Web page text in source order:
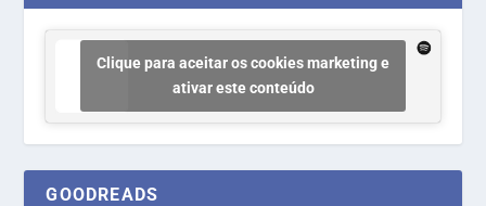
Clique para aceitar os cookies marketing e
ativar este conteúdo
GOODREADS